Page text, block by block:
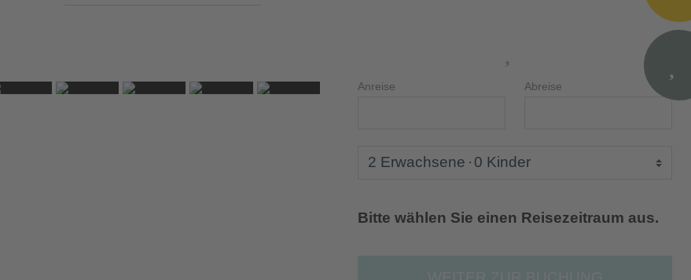
Anreise Abreise
2 Erwachsene 0 Kinder
Bitte wählen Sie einen Reisezeitraum aus.